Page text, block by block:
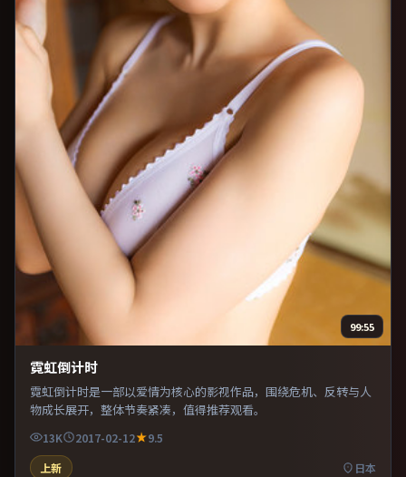
99:55
霓虹倒计时
霓虹倒计时是一部以爱情为核心的影视作品，围绕危机、反转与人
物成长展开，整体节奏紧凑，值得推荐观看。
13K 2017-02-12
9.5
上新
日本